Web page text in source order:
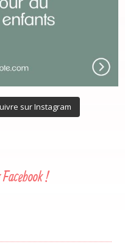
sur Instagram
!